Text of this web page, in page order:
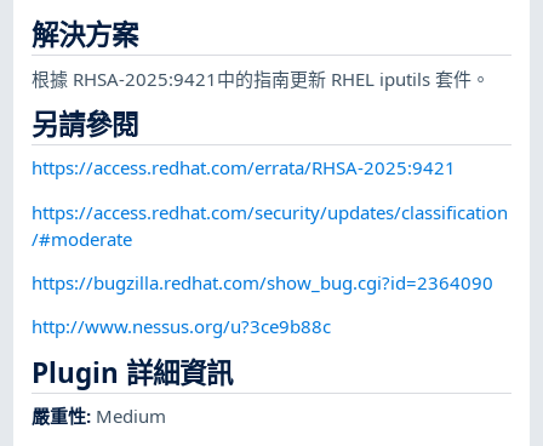
解決方案
根據 RHSA-2025:9421中的指南更新 RHEL iputils 套件。
另請參閱
https://access.redhat.com/errata/RHSA-2025:9421
https://access.redhat.com/security/updates/classification
/#moderate
https://bugzilla.redhat.com/show_bug.cgi?id=2364090
http://www.nessus.org/u?3ce9b88c
Plugin 詳細資訊
嚴重性: Medium